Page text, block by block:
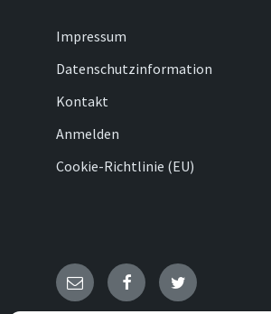
Impressum
Datenschutzinformation
Kontakt
Anmelden
Cookie-Richtlinie (EU)
E- FacebookTwitter